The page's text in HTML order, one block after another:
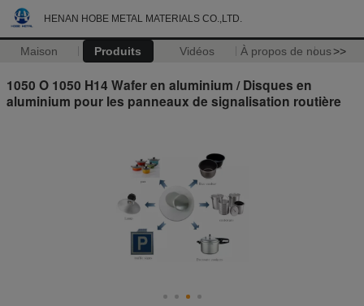
HENAN HOBE METAL MATERIALS CO.,LTD.
Maison Produits Vidéos À propos de nous>>
1050 O 1050 H14 Wafer en aluminium / Disques en
aluminium pour les panneaux de signalisation routière